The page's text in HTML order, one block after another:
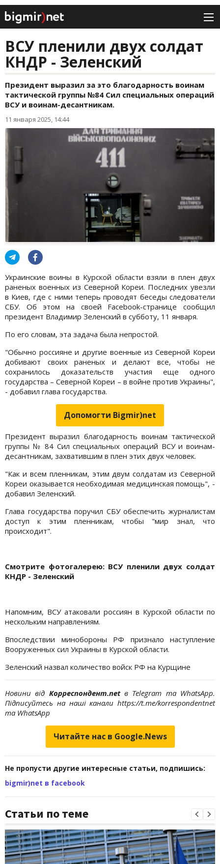
ВСУ пленили двух солдат
КНДР - Зеленский
Президент выразил за это благодарность воинам
тактической группы №84 Сил специальных операций
ВСУ и воинам-десантникам.
11 января 2025, 14:44
Украинские воины в Курской области взяли в плен двух
раненых военных из Северной Кореи. Последних увезли
в Киев, где с ними теперь проводят беседы следователи
СБУ. Об этом на своей Facebook-странице сообщил
президент Владимир Зеленский в субботу, 11 января.
По его словам, эта задача была непростой.
"Обычно россияне и другие военные из Северной Кореи
добивают своих раненых и делают все, чтобы не
сохранилось доказательств участия еще одного
государства – Северной Кореи – в войне против Украины",
- добавил глава государства.
Допомогти Bigmir)net
Президент выразил благодарность воинам тактической
группы № 84 Сил специальных операций ВСУ и воинам-
десантникам, захватившим в плен этих двух человек.
"Как и всем пленникам, этим двум солдатам из Северной
Кореи оказывается необходимая медицинская помощь", -
добавил Зеленский.
Глава государства поручил СБУ обеспечить журналистам
доступ к этим пленникам, чтобы "мир знал, что
происходит".
Cмотрите фотогалерею: ВСУ пленили двух солдат
КНДР - Зеленский
Напомним, ВСУ атаковали россиян в Курской области по
нескольким направлениям.
Впоследствии минобороны РФ признало наступление
Вооруженных сил Украины в Курской области.
Зеленский назвал количество войск РФ на Курщине
Новини від Корреспондент.netв Telegram та WhatsApp.
Підписуйтесь на наші канали https://t.me/korrespondentnet
та WhatsApp
Читайте нас в Google.News
Не пропусти другие интересные статьи, подпишись:
bigmir)net в facebook
Статьи по теме